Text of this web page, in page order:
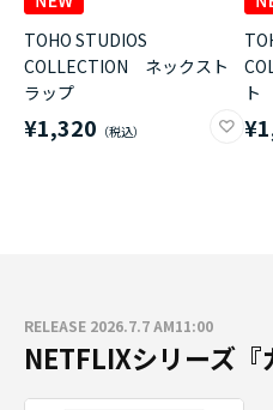
TOHO STUDIOS
COLLECTION ネックスト
ラップ
¥1,320
ト
RELEASE 2026.7.7 AM11:00
NETFLIXシリーズ『